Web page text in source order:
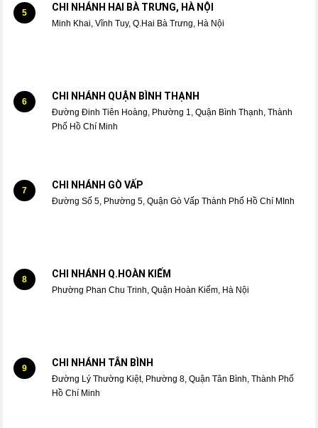
5 CHI NHÁNH HAI BÀ TRƯNG, HÀ NỘI
Minh Khai, Vĩnh Tuy, Q.Hai Bà Trưng, Hà Nội
6 CHI NHÁNH QUẬN BÌNH THẠNH
Đường Đinh Tiên Hoàng, Phường 1, Quận Bình Thạnh, Thành
Phố Hồ Chí Minh
7 CHI NHÁNH GÒ VẤP
Đường Số 5, Phường 5, Quận Gò Vấp Thành Phố Hồ Chí MInh
8 CHI NHÁNH Q.HOÀN KIẾM
Phường Phan Chu Trinh, Quận Hoàn Kiếm, Hà Nội
9 CHI NHÁNH TÂN BÌNH
Đường Lý Thường Kiệt, Phường 8, Quận Tân Bình, Thành Phố
Hồ Chí Minh